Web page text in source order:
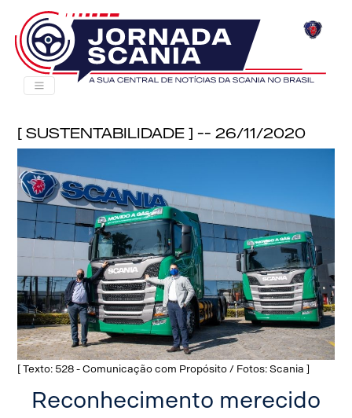
[ Sustentabilidade ] -- 26/11/2020
[ Texto: 528 - Comunicação com Propósito / Fotos: Scania ]
Reconhecimento merecido